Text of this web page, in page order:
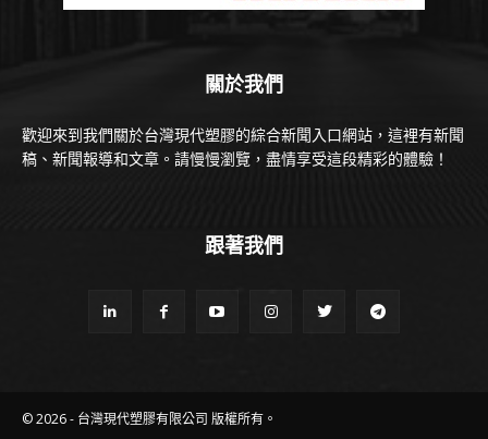
關於我們
歡迎來到我們關於台灣現代塑膠的綜合新聞入口網站，這裡有新聞
稿、新聞報導和文章。請慢慢瀏覽，盡情享受這段精彩的體驗！
跟著我們
© 2026 - 台灣現代塑膠有限公司 版權所有。